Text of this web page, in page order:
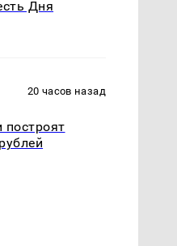
Дня
20 часов назад
построят